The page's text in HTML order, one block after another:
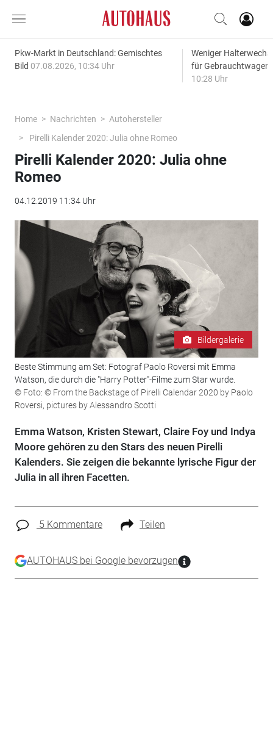
Pkw-Markt in Deutschland: Gemischtes
Bild 07.08.2026, 10:34 Uhr
Weniger
für
10:28 Uhr
Home Nachrichten
Autohersteller
Pirelli Kalender 2020: Julia ohne Romeo
Pirelli Kalender 2020: Julia ohne
Romeo
04.12.2019 11:34 Uhr
Bildergalerie
Beste Stimmung am Set: Fotograf Paolo Roversi mit Emma
Watson, die durch die "Harry Potter"-Filme zum Star wurde.
© Foto: © From the Backstage of Pirelli Calendar 2020 by Paolo
Roversi, pictures by Alessandro Scotti
Emma Watson, Kristen Stewart, Claire Foy und Indya
Moore gehören zu den Stars des neuen Pirelli
Kalenders. Sie zeigen die bekannte lyrische Figur der
Julia in all ihren Facetten.
5 Kommentare Teilen
AUTOHAUS bei Google bevorzugen